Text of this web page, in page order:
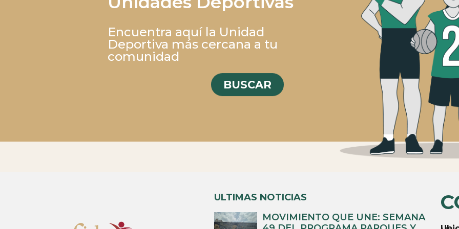
Encuentra aquí la Unidad
Deportiva más cercana a tu
comunidad
BUSCAR
ULTIMAS NOTICIAS
MOVIMIENTO QUE UNE: SEMANA